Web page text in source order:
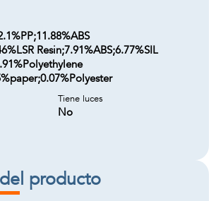
Resin;7.91%ABS;6.77%SIL
Tiene luces
No
producto